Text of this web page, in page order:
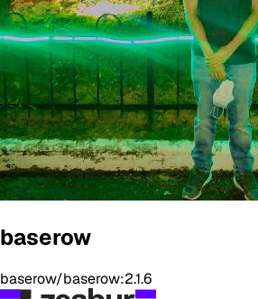
baserow
baserow/baserow:2.1.6